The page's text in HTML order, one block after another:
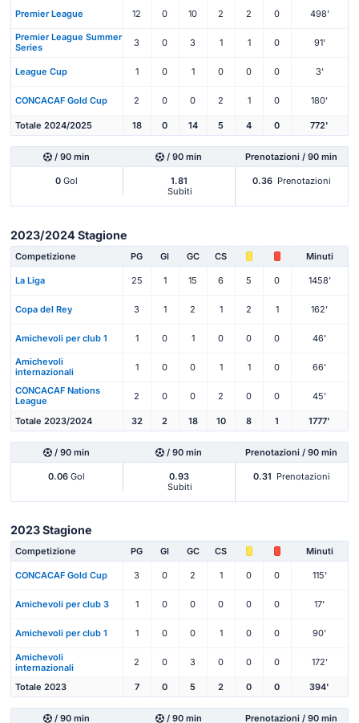
Premier League 12 0 10 2 2 0 498'
Premier League Summer
Series
3 0 3 1 1 0 91'
League Cup 1 0 1 0 0 0 3'
CONCACAF Gold Cup 2 0 0 2 1 0 180'
Totale 2024/2025 18 0 14 5 4 0 772'
/ 90 min / 90 min Prenotazioni / 90 min
0 Gol
1.81
Subiti
0.36 Prenotazioni
2023/2024 Stagione
Competizione PG Gl GC CS Minuti
La Liga 25 1 15 6 5 0 1458'
Copa del Rey 3 1 2 1 2 1 162'
Amichevoli per club 1 1 0 1 0 0 0 46'
Amichevoli
internazionali
1 0 0 1 1 0 66'
CONCACAF Nations
League
2 0 0 2 0 0 45'
Totale 2023/2024 32 2 18 10 8 1 1777'
/ 90 min / 90 min Prenotazioni / 90 min
0.06 Gol
0.93
Subiti
0.31 Prenotazioni
2023 Stagione
Competizione PG Gl GC CS Minuti
CONCACAF Gold Cup 3 0 2 1 0 0 115'
Amichevoli per club 3 1 0 0 0 0 0 17'
Amichevoli per club 1 1 0 0 1 0 0 90'
Amichevoli
internazionali
2 0 3 0 0 0 172'
Totale 2023 7 0 5 2 0 0 394'
/ 90 min / 90 min Prenotazioni / 90 min